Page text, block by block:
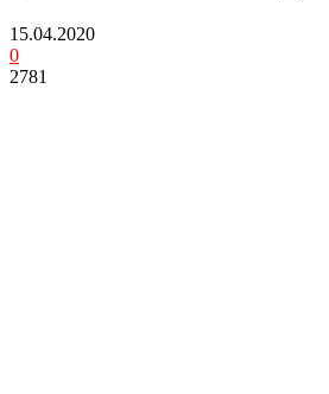
15.04.2020
0
2781